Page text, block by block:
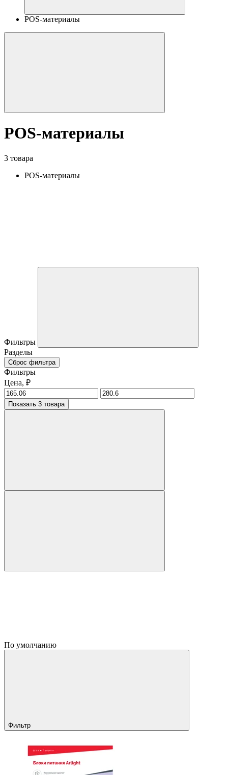
POS-материалы
POS-материалы
3 товара
POS-материалы
Фильтры
Разделы
Сброс фильтра
Фильтры
Цена, ₽
Показать 3 товара
По умолчанию
Фильтр